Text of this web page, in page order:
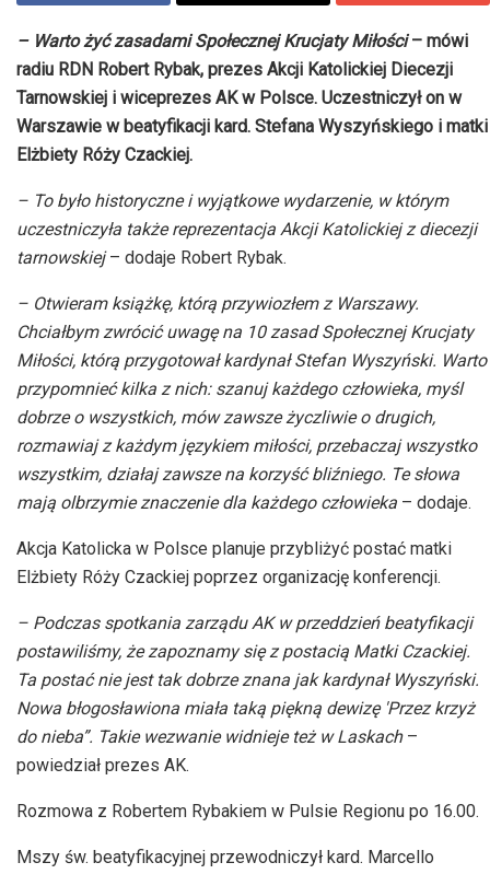
– Warto żyć zasadami Społecznej Krucjaty Miłości– mówi
radiu RDN Robert Rybak, prezes Akcji Katolickiej Diecezji
Tarnowskiej i wiceprezes AK w Polsce. Uczestniczył on w
Warszawie w beatyfikacji kard. Stefana Wyszyńskiego i matki
Elżbiety Róży Czackiej.
– To było historyczne i wyjątkowe wydarzenie, w którym
uczestniczyła także reprezentacja Akcji Katolickiej z diecezji
tarnowskiej– dodaje Robert Rybak.
– Otwieram książkę, którą przywiozłem z Warszawy.
Chciałbym zwrócić uwagę na 10 zasad Społecznej Krucjaty
Miłości, którą przygotował kardynał Stefan Wyszyński. Warto
przypomnieć kilka z nich: szanuj każdego człowieka, myśl
dobrze o wszystkich, mów zawsze życzliwie o drugich,
rozmawiaj z każdym językiem miłości, przebaczaj wszystko
wszystkim, działaj zawsze na korzyść bliźniego. Te słowa
mają olbrzymie znaczenie dla każdego człowieka – dodaje.
Akcja Katolicka w Polsce planuje przybliżyć postać matki
Elżbiety Róży Czackiej poprzez organizację konferencji.
– Podczas spotkania zarządu AK w przeddzień beatyfikacji
postawiliśmy, że zapoznamy się z postacią Matki Czackiej.
Ta postać nie jest tak dobrze znana jak kardynał Wyszyński.
Nowa błogosławiona miała taką piękną dewizę 'Przez krzyż
do nieba”. Takie wezwanie widnieje też w Laskach–
powiedział prezes AK.
Rozmowa z Robertem Rybakiem w Pulsie Regionu po 16.00.
Mszy św. beatyfikacyjnej przewodniczył kard. Marcello